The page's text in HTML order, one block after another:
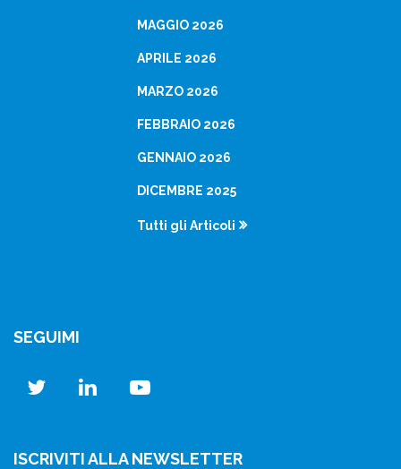
MAGGIO 2026
APRILE 2026
MARZO 2026
FEBBRAIO 2026
GENNAIO 2026
DICEMBRE 2025
Tutti gli Articoli
SEGUIMI
twitterlinkedinyoutube
ISCRIVITI ALLA NEWSLETTER